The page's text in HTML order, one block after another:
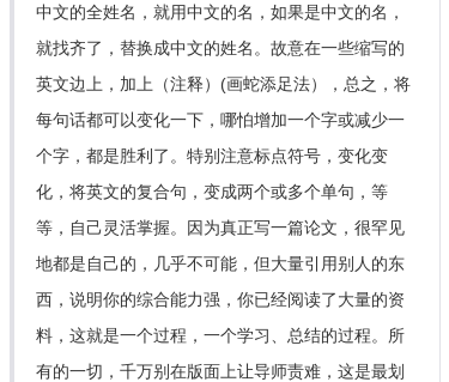
中文的全姓名，就用中文的名，如果是中文的名，
就找齐了，替换成中文的姓名。故意在一些缩写的
英文边上，加上（注释）(画蛇添足法），总之，将
每句话都可以变化一下，哪怕增加一个字或减少一
个字，都是胜利了。特别注意标点符号，变化变
化，将英文的复合句，变成两个或多个单句，等
等，自己灵活掌握。因为真正写一篇论文，很罕见
地都是自己的，几乎不可能，但大量引用别人的东
西，说明你的综合能力强，你已经阅读了大量的资
料，这就是一个过程，一个学习、总结的过程。所
有的一切，千万别在版面上让导师责难，这是最划